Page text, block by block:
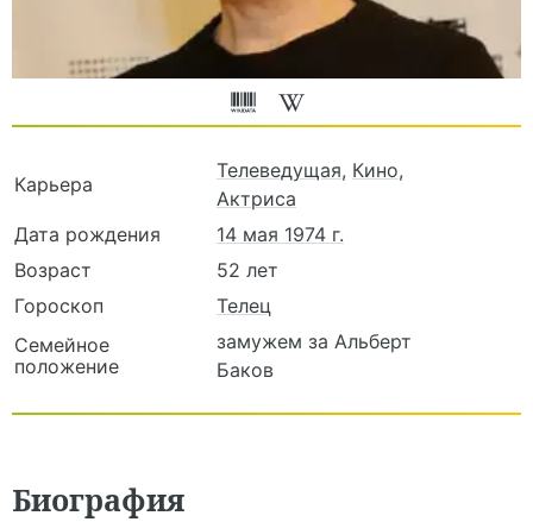
Карьера
Телеведущая, Кино,
Актриса
Дата рождения
14 мая 1974 г.
Возраст
52 лет
Гороскоп
Телец
Семейное
положение
замужем за Альберт
Баков
Биография